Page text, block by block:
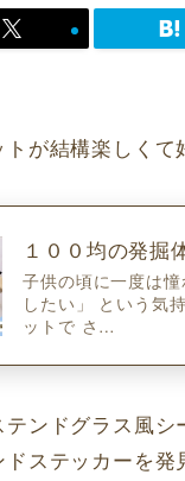
が結構楽しくて
１００均の発掘
子供の頃に一度は
したい」 という気
ットで さ…
テンドグラス風
ステッカーを